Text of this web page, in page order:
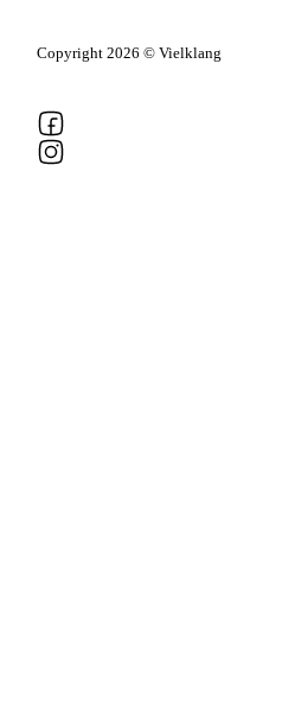
Copyright 2026 © Vielklang
Follow us on Facebook
Follow us on Instagram